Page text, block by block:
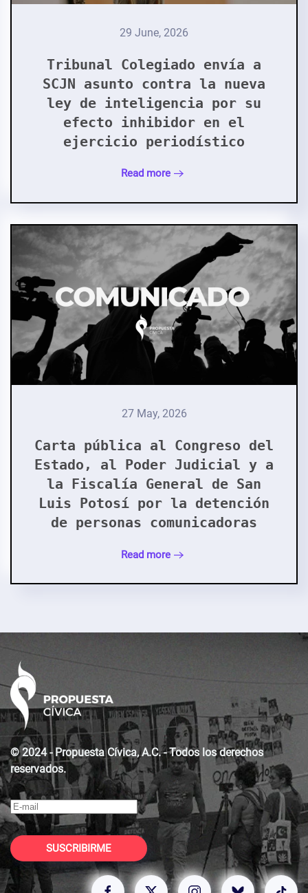
29 June, 2026
Tribunal Colegiado envía a
SCJN asunto contra la nueva
ley de inteligencia por su
efecto inhibidor en el
ejercicio periodístico
Read more
27 May, 2026
Carta pública al Congreso del
Estado, al Poder Judicial y a
la Fiscalía General de San
Luis Potosí por la detención
de personas comunicadoras
Read more
© 2024 - Propuesta Cívica, A.C. - Todos los derechos
reservados.
SUSCRIBIRME